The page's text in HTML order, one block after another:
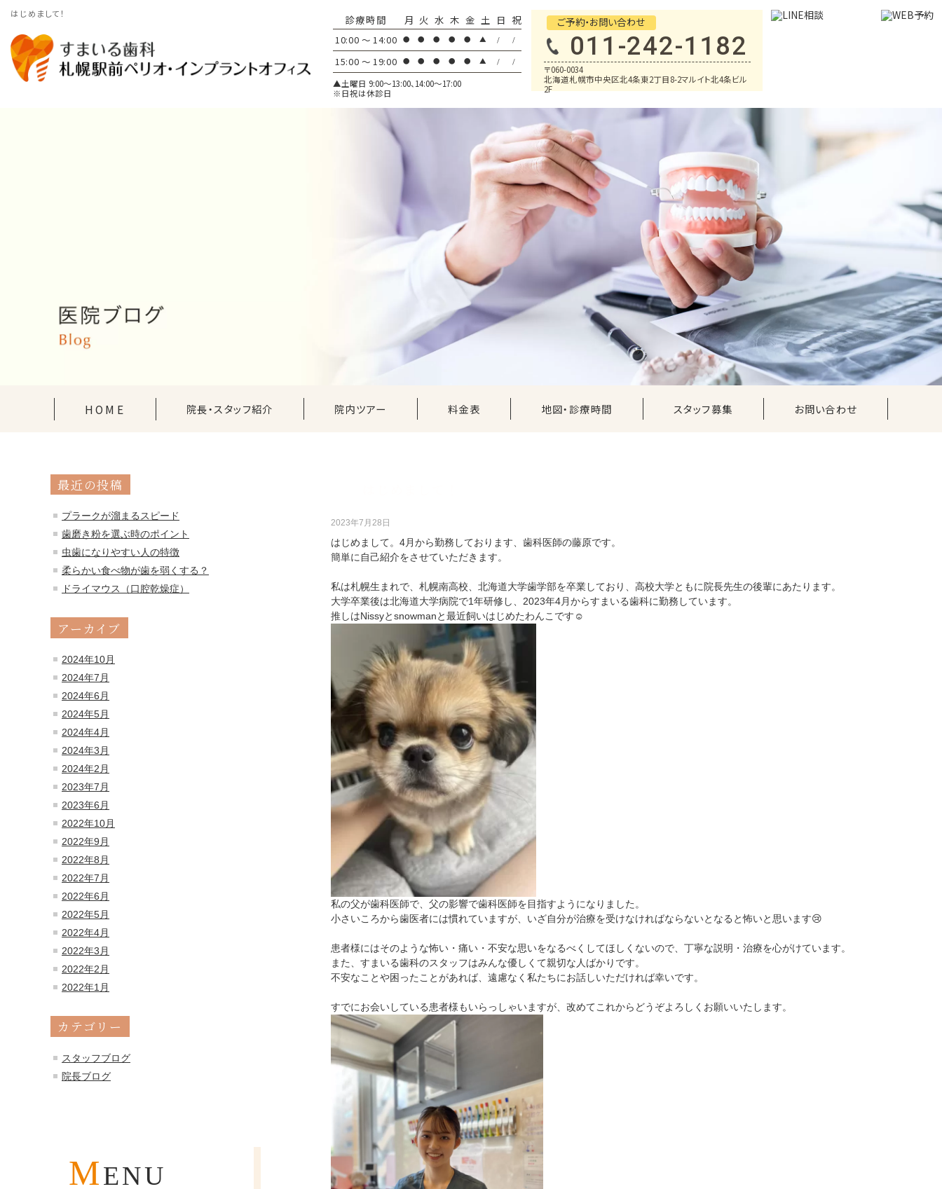
はじめまして！ 診療時間 月 火 水 木 金 土 日 祝
10:00 ～ 14:00 ● ● ● ● ● ▲ / /
15:00 ～ 19:00 ● ● ● ● ● ▲ / /
▲土曜日 9:00～13:00、14:00～17:00
※日祝は休診日
ご予約・お問い合わせ
011-242-1182
〒060-0034
北海道札幌市中央区北4条東2丁目8-2マルイト北4条ビル
2F
HOME 院長・スタッフ紹介 院内ツアー 料金表 地図・診療時間 スタッフ募集 お問い合わせ
最近の投稿
プラークが溜まるスピード
歯磨き粉を選ぶ時のポイント
虫歯になりやすい人の特徴
柔らかい食べ物が歯を弱くする？
ドライマウス（口腔乾燥症）
アーカイブ
2024年10月
2024年7月
2024年6月
2024年5月
2024年4月
2024年3月
2024年2月
2023年7月
2023年6月
2022年10月
2022年9月
2022年8月
2022年7月
2022年6月
2022年5月
2022年4月
2022年3月
2022年2月
2022年1月
カテゴリー
スタッフブログ
院長ブログ
MENU
2023年7月28日
はじめまして。4月から勤務しております、歯科医師の藤原です。
簡単に自己紹介をさせていただきます。
私は札幌生まれで、札幌南高校、北海道大学歯学部を卒業しており、高校大学ともに院長先生の後輩にあたります。
大学卒業後は北海道大学病院で1年研修し、2023年4月からすまいる歯科に勤務しています。
推しはNissyとsnowmanと最近飼いはじめたわんこです☺
私の父が歯科医師で、父の影響で歯科医師を目指すようになりました。
小さいころから歯医者には慣れていますが、いざ自分が治療を受けなければならないとなると怖いと思います😢
患者様にはそのような怖い・痛い・不安な思いをなるべくしてほしくないので、丁寧な説明・治療を心がけています。
また、すまいる歯科のスタッフはみんな優しくて親切な人ばかりです。
不安なことや困ったことがあれば、遠慮なく私たちにお話しいただければ幸いです。
すでにお会いしている患者様もいらっしゃいますが、改めてこれからどうぞよろしくお願いいたします。